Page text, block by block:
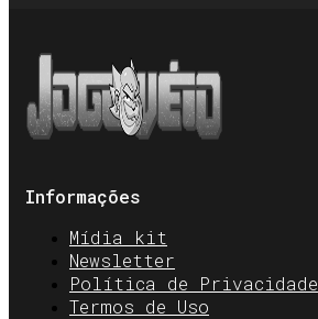
Informações
Mídia kit
Newsletter
Política de Privacidade
Termos de Uso